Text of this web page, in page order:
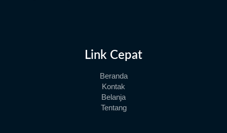
Link Cepat
Beranda
Kontak
Belanja
Tentang